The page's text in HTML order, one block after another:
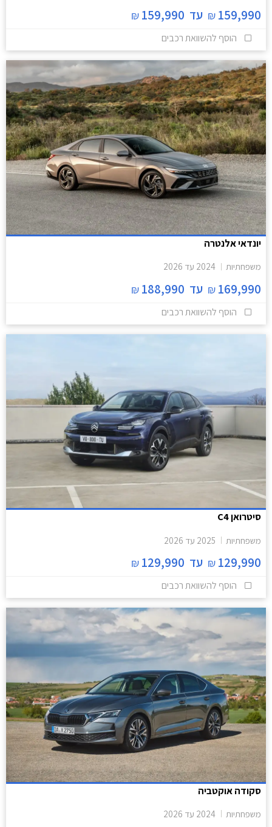
159,990
₪ עד 159,990
₪
הוסף להשוואת רכבים
יונדאי אלנטרה
משפחתיות 2024 עד 2026
169,990
₪ עד 188,990
₪
הוסף להשוואת רכבים
סיטרואן C4
משפחתיות 2025 עד 2026
129,990
₪ עד 129,990
₪
הוסף להשוואת רכבים
סקודה אוקטביה
משפחתיות 2024 עד 2026